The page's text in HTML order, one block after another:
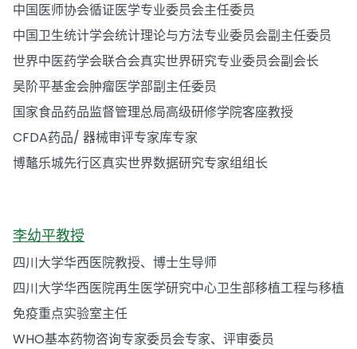
中国医师协会循证医学专业委员会主任委员
中国卫生统计学会统计理论与方法专业委员会副主任委员
世界中医药学会联合会真实世界研究专业委员会副会长
吴阶平基金会肿瘤医学部副主任委员
国家食品药品监督管理总局高级研修学院客座教授
CFDA药品/ 器械审评专家库专家
博鼇乐城先行区真实世界数据研究专家组组长
李幼平教授
四川大学华西医院教授、博士生导师
四川大学华西医院再生医学研究中心卫生部移植工程与移植
免疫重点实验室主任
WHO基本药物咨询专家委员会专家、评审委员